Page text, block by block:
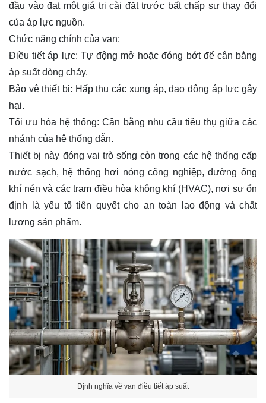
đầu vào đạt một giá trị cài đặt trước bất chấp sự thay đổi
của áp lực nguồn.
Chức năng chính của van:
Điều tiết áp lực: Tự động mở hoặc đóng bớt để cân bằng
áp suất dòng chảy.
Bảo vệ thiết bị: Hấp thụ các xung áp, dao động áp lực gây
hại.
Tối ưu hóa hệ thống: Cân bằng nhu cầu tiêu thụ giữa các
nhánh của hệ thống dẫn.
Thiết bị này đóng vai trò sống còn trong các hệ thống cấp
nước sạch, hệ thống hơi nóng công nghiệp, đường ống
khí nén và các trạm điều hòa không khí (HVAC), nơi sự ổn
định là yếu tố tiên quyết cho an toàn lao động và chất
lượng sản phẩm.
Định nghĩa về van điều tiết áp suất